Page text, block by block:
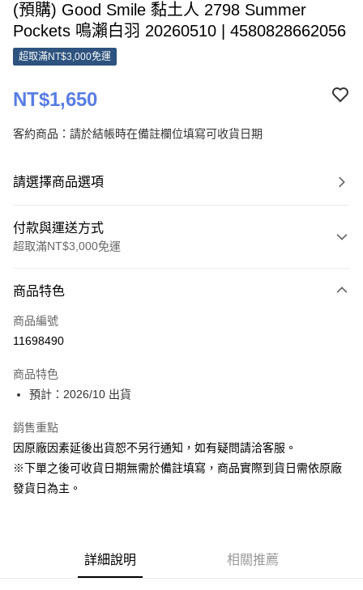
(預購) Good Smile 黏土人 2798 Summer
Pockets 鳴瀨白羽 20260510 | 4580828662056
超取滿NT$3,000免運
NT$1,650
客約商品：請於結帳時在備註欄位填寫可收貨日期
請選擇商品選項
付款與運送方式
超取滿NT$3,000免運
信用卡一次付款
超商取貨付款
ATM付款
運送方式
預購-全家取貨付款(舊)
預購-7-11取貨付款(舊)
每筆NT$90，滿NT$3,000(含以上)免運費
商品特色
商品編號
11698490
商品特色
預計：2026/10 出貨
銷售重點
因原廠因素延後出貨恕不另行通知，如有疑問請洽客服。
※下單之後可收貨日期無需於備註填寫，商品實際到貨日需依原廠
發貨日為主。
詳細說明 相關推薦